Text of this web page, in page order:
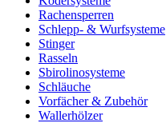
Rachensperren
Schlepp- & Wurfsysteme
Stinger
Rasseln
Sbirolinosysteme
Schläuche
Vorfächer & Zubehör
Wallerhölzer